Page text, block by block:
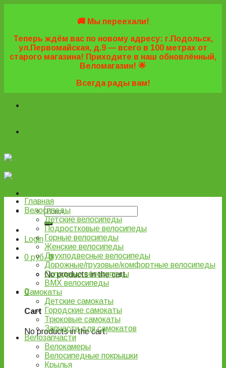
🚚 Мы переехали!
Теперь ждём вас по новому адресу: г.Подольск,
ул.Первомайская, д.9 — всего в 100 метрах от
старого магазина! Приходите в наш обновлённый,
Веломагазин! 🌟
Всегда рады вам!
Login
0 руб. 0
No products in the cart.
0
Cart
No products in the cart.
Главная
Велосипеды
Детские велосипеды
Подростковые велосипеды
Горные велосипеды
Женские велосипеды
Двухподвесные велосипеды
Дорожные/грузовые/комфортные велосипеды
Складные велосипеды
BMX велосипеды
Самокаты
Детские самокаты
Городские самокаты
Трюковые самокаты
Запчасти для самокатов
Велозапчасти
Велокамеры
Велосипедные покрышки
Крылья